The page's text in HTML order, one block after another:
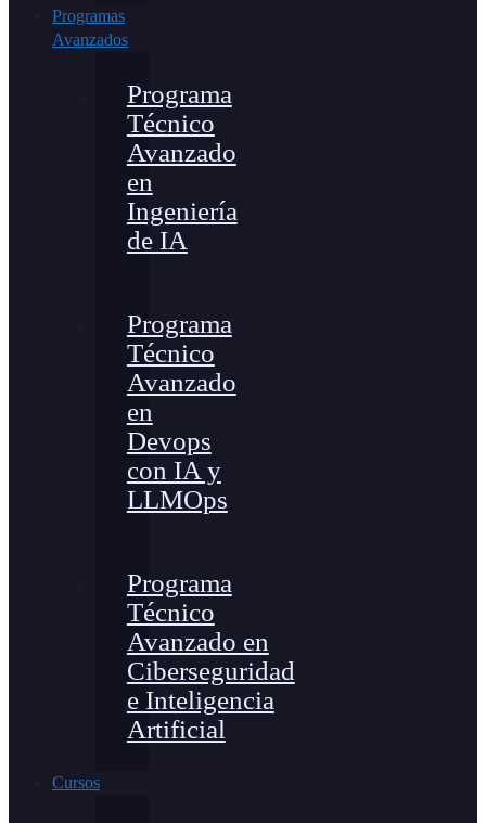
Programas
Avanzados
Programa
Técnico
Avanzado
en
Ingeniería
de IA
Programa
Técnico
Avanzado
en
Devops
con IA y
LLMOps
Programa
Técnico
Avanzado en
Ciberseguridad
e Inteligencia
Artificial
Cursos